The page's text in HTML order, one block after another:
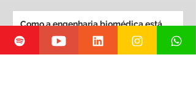
Como a engenharia biomédica está
redefinindo equipamentos médicos
Inova na Real